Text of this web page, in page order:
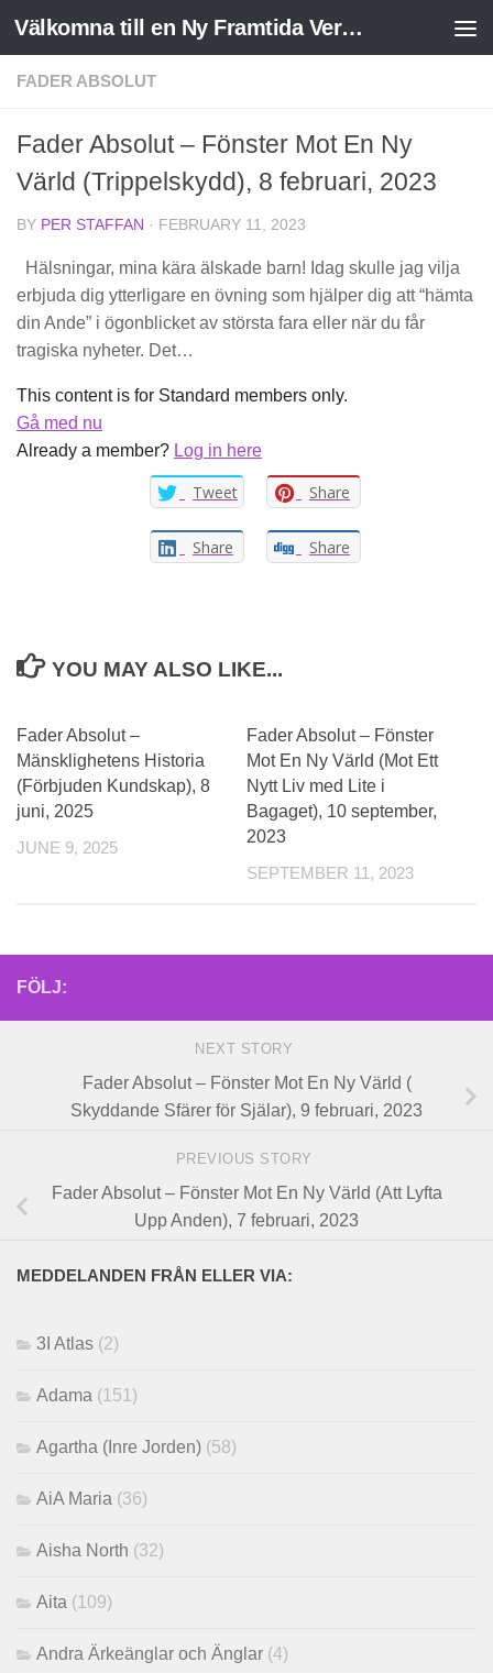
Skip to content Välkomna till en Ny Framtida Verklighet
FADER ABSOLUT
Fader Absolut – Fönster Mot En Ny
Värld (Trippelskydd), 8 februari, 2023
BY PER STAFFAN · FEBRUARY 11, 2023
Hälsningar, mina kära älskade barn! Idag skulle jag vilja
erbjuda dig ytterligare en övning som hjälper dig att “hämta
din Ande” i ögonblicket av största fara eller när du får
tragiska nyheter. Det…
This content is for Standard members only.
Gå med nu
Already a member? Log in here
Tweet Share
Share Share
YOU MAY ALSO LIKE...
Fader Absolut –
Mänsklighetens Historia
(Förbjuden Kundskap), 8
juni, 2025
JUNE 9, 2025
Fader Absolut – Fönster
Mot En Ny Värld (Mot Ett
Nytt Liv med Lite i
Bagaget), 10 september,
2023
SEPTEMBER 11, 2023
FÖLJ:
NEXT STORY
Fader Absolut – Fönster Mot En Ny Värld (
Skyddande Sfärer för Själar), 9 februari, 2023
PREVIOUS STORY
Fader Absolut – Fönster Mot En Ny Värld (Att Lyfta
Upp Anden), 7 februari, 2023
MEDDELANDEN FRÅN ELLER VIA:
3I Atlas (2)
Adama (151)
Agartha (Inre Jorden) (58)
AiA Maria (36)
Aisha North (32)
Aita (109)
Andra Ärkeänglar och Änglar (4)